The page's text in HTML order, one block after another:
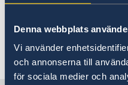
Denna webbplats
Vi använder
och annonserna till
för sociala medier och
Observera att
förväg.